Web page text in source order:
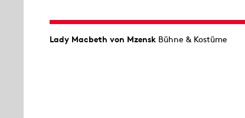
Lady Macbeth von Mzensk Bühne & Kostüme